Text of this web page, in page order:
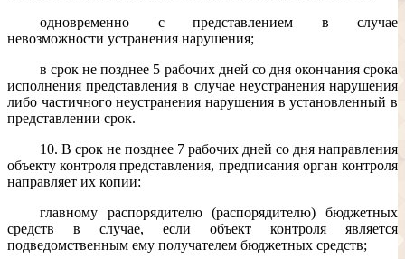
одновременно с представлением в случае
невозможности устранения нарушения;
в срок не позднее 5 рабочих дней со дня окончания срока
исполнения представления в случае неустранения нарушения
либо частичного неустранения нарушения в установленный в
представлении срок.
10. В срок не позднее 7 рабочих дней со дня направления
объекту контроля представления, предписания орган контроля
направляет их копии:
главному распорядителю (распорядителю) бюджетных
средств в случае, если объект контроля является
подведомственным ему получателем бюджетных средств;